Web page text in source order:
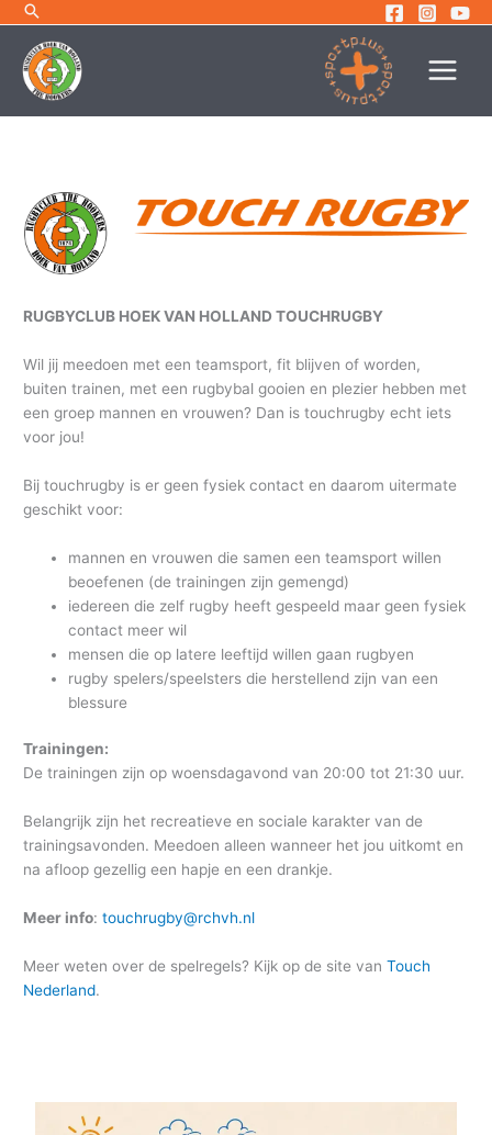
inhoud
RUGBYCLUB HOEK VAN HOLLAND TOUCHRUGBY
Wil jij meedoen met een teamsport, fit blijven of worden,
buiten trainen, met een rugbybal gooien en plezier hebben met
een groep mannen en vrouwen? Dan is touchrugby echt iets
voor jou!
Bij touchrugby is er geen fysiek contact en daarom uitermate
geschikt voor:
mannen en vrouwen die samen een teamsport willen
beoefenen (de trainingen zijn gemengd)
iedereen die zelf rugby heeft gespeeld maar geen fysiek
contact meer wil
mensen die op latere leeftijd willen gaan rugbyen
rugby spelers/speelsters die herstellend zijn van een
blessure
Trainingen:
De trainingen zijn op woensdagavond van 20:00 tot 21:30 uur.
Belangrijk zijn het recreatieve en sociale karakter van de
trainingsavonden. Meedoen alleen wanneer het jou uitkomt en
na afloop gezellig een hapje en een drankje.
Meer info:touchrugby@rchvh.nl
Meer weten over de spelregels? Kijk op de site vanTouch
Nederland.